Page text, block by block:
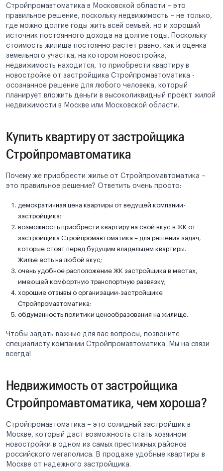
Стройпромавтоматика в Московской области – это
правильное решение, поскольку недвижимость – не только,
где можно долгие годы жить всей семьей, но и хороший
источник постоянного дохода на долгие годы. Поскольку
стоимость жилища постоянно растет равно, как и оценка
земельного участка, на котором новостройка,
недвижимость находится, то приобрести квартиру в
новостройке от застройщика Стройпромавтоматика -
осознанное решение для любого человека, который
планирует вложить деньги в высоколиквидный проект жилой
недвижимости в Москве или Московской области.
Купить квартиру от застройщика
Стройпромавтоматика
Почему же приобрести жилье от Стройпромавтоматика –
это правильное решение? Ответить очень просто:
демократичная цена квартиры от ведущей компании-
застройщика;
возможность приобрести квартиру на свой вкус в ЖК от
застройщика Стройпромавтоматика – для решения задач,
которые стоят перед будущим владельцем квартиры.
Жилье есть на любой вкус;
очень удобное расположение ЖК застройщика в местах,
имеющей комфортную транспортную развязку;
хорошие отзывы о организации-застройщике
Стройпромавтоматика;
обдуманность политики ценообразования на жилище.
Чтобы задать важные для вас вопросы, позвоните
специалисту компании Стройпромавтоматика. Мы на связи
всегда!
Недвижимость от застройщика
Стройпромавтоматика, чем хороша?
Стройпромавтоматика – это солидный застройщик в
Москве, который даст возможность стать хозяином
новостройки в одном из самых престижных районов
российского мегаполиса. В продаже удобные квартиры в
Москве от надежного застройщика.